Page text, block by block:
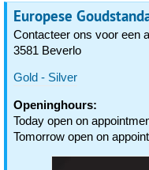
Europese
Contacteer ons voor een
3581 Beverlo
Gold - Silver
Openinghours:
Today open on
Tomorrow open on